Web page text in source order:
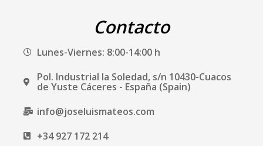
b
o
k
a
g
a
Contacto
Lunes-Viernes: 8:00-14:00 h
Pol. Industrial la Soledad, s/n 10430-Cuacos
de Yuste Cáceres - España (Spain)
info@joseluismateos.com
+34 927 172 214